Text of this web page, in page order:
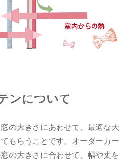
ンについて
の大きさにあわせて、最適な大
もらうことです。オーダーカー
の大きさに合わせて、幅や丈を